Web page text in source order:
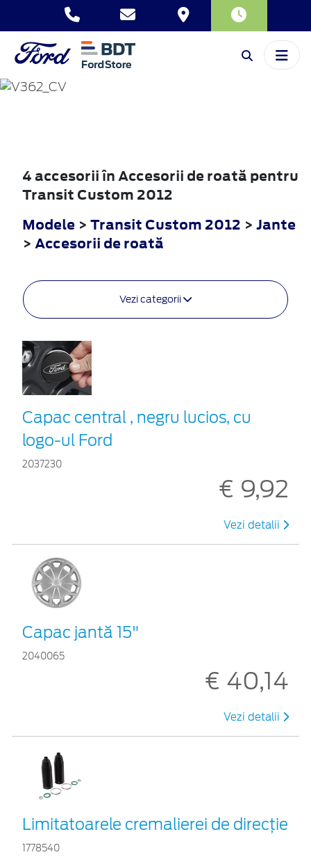
TRANSIT
CUSTOM
4 accesorii în Accesorii de roată pentru
Transit Custom 2012
Modele > Transit Custom 2012 > Jante
> Accesorii de roată
Vezi categorii
Capac central , negru lucios, cu
logo-ul Ford
2037230
€ 9,92
Vezi detalii
Capac jantă 15"
2040065
€ 40,14
Vezi detalii
Limitatoarele cremalierei de direcţie
1778540